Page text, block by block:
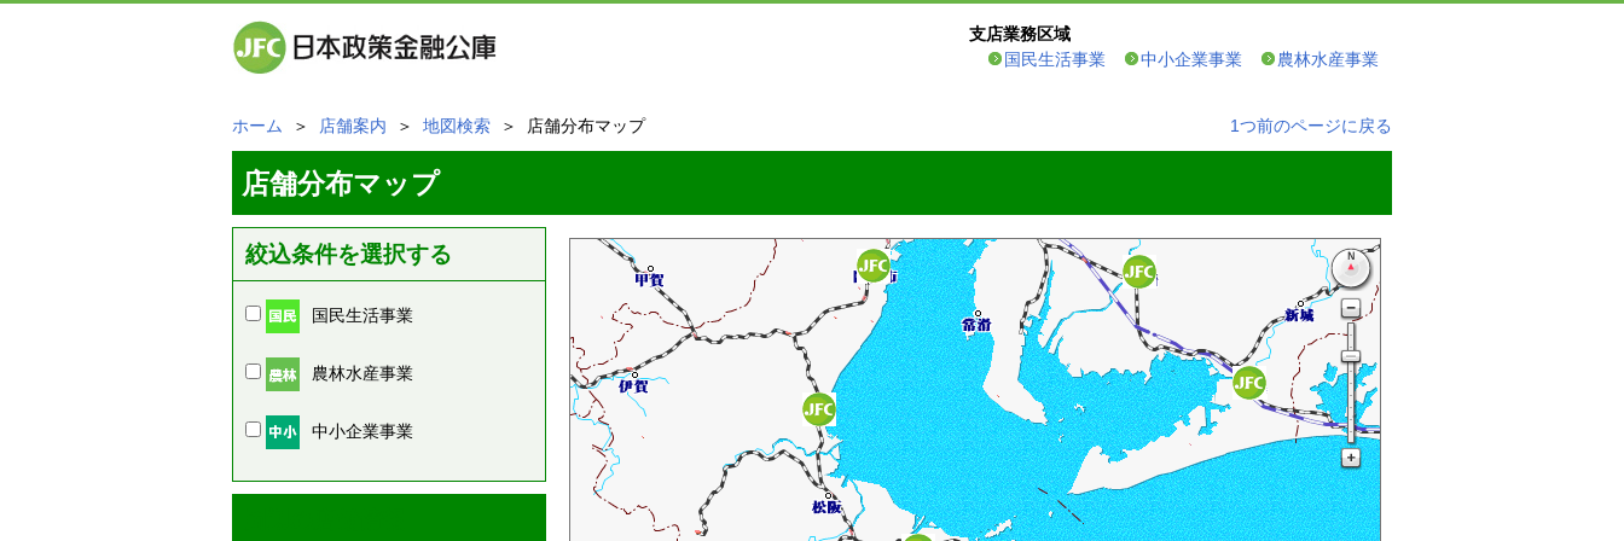
支店業務区域
国民生活事業
中小企業事業 農林水産事業
ホーム ＞ 店舗案内 ＞ 地図検索 ＞ 店舗分布マップ 1つ前のページに戻る
店舗分布マップ
絞込条件を選択する
国民生活事業
農林水産事業
中小企業事業